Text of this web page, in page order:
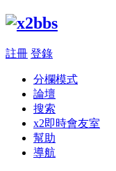
註冊 登錄
分欄模式
論壇
搜索
x2即時會友室
幫助
導航